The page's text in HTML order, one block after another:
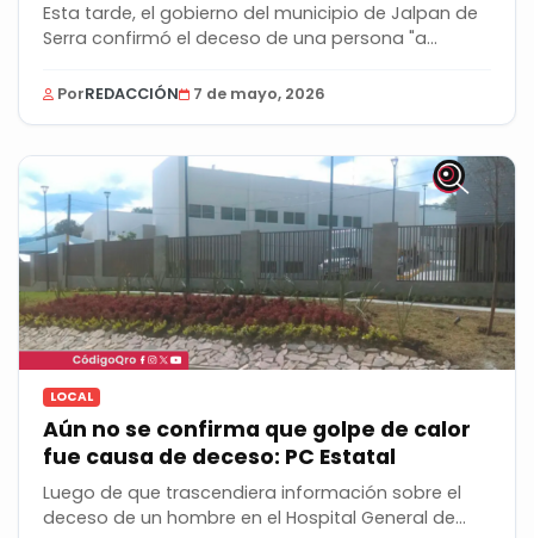
Esta tarde, el gobierno del municipio de Jalpan de
Serra confirmó el deceso de una persona "a...
PorREDACCIÓN 7 de mayo, 2026
LOCAL
Aún no se confirma que golpe de calor
fue causa de deceso: PC Estatal
Luego de que trascendiera información sobre el
deceso de un hombre en el Hospital General de...